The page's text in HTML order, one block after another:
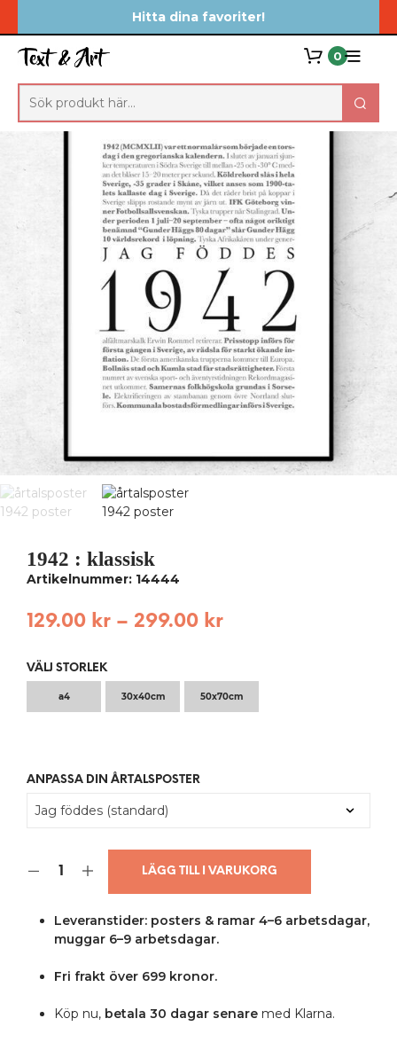
Hitta dina favoriter!
0
1942 : klassisk
Artikelnummer: 14444
129.00 kr – 299.00 kr
VÄLJ STORLEK
a4 30x40cm 50x70cm
ANPASSA DIN ÅRTALSPOSTER
LÄGG TILL I VARUKORG
Leveranstider: posters & ramar 4–6 arbetsdagar,
muggar 6–9 arbetsdagar.
Fri frakt över 699 kronor.
Köp nu,betala 30 dagar senaremed Klarna.